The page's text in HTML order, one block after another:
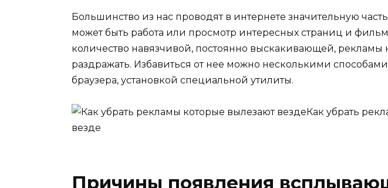
Большинство из нас проводят в интернете значительную
может быть работа или просмотр интересных страниц и
количество навязчивой, постоянно выскакивающей, рекламы
раздражать. Избавиться от нее можно несколькими
браузера, установкой специальной утилиты.
Как убрать
везде
Причины появления